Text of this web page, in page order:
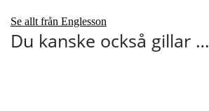
Se allt från Englesson
Du kanske också gillar …